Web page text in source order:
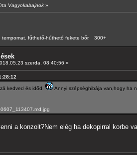
Vagyokabajnok »
fűthető-hűthető fekete bőr. 300+
szerda, 08:40:56 »
kedved és időd.
Annyi szépséghibája van,hogy ha
a konzolt?Nem elég ha dekopirral korbe